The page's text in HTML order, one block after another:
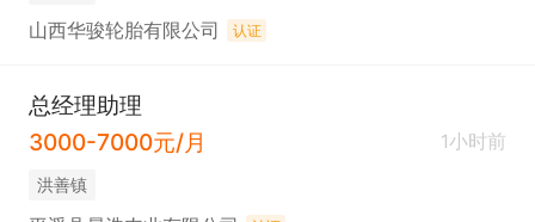
山西华骏轮胎有限公司 认证
总经理助理
3000-7000元/月
1小时前
洪善镇